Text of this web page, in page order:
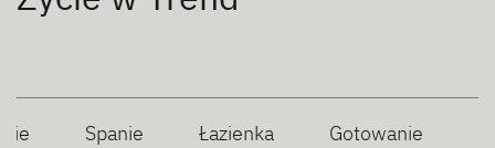
Spanie Łazienka Gotowanie